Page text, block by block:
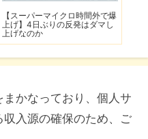
【スーパーマイクロ時間外で爆
上げ】4日ぶりの反発はダマし
上げなのか
かなっており、個人サ
入源の確保のため、ご